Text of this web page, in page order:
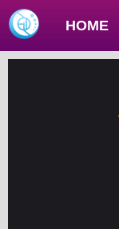
Skip
to
content
HOME
Post
navigation